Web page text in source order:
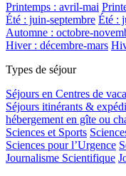
Printemps : avril-mai
Été : juin-septembre Été :
Automne : octobre-
Hiver : décembre-mars
Types de séjour
Séjours en Centres de
Séjours itinérants &
hébergement en gîte ou
Sciences et Sports
Sciences pour l’Urgence
Journalisme Scientifique